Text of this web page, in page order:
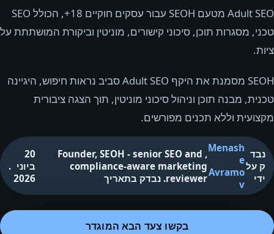
Adult SEO מטעם SEOH עבור עסקים חוקיים 18+, הכולל SEO
טכני, מסגרות תוכן, סיכוני קישורים, מוניטין וביקורת המושתתת על
ציות.
SEOH מסמנת את היקף Adult SEO סביב נראות חיפוש, היגיינה
טכנית, מבנה תוכן וניהול סיכוני מוניטין, תוך הצגה ציבורית
מקצועית וללא תכנים מפורשים.
נבד
ק על
ידי
Menash
e
Avramo
v
,
Founder, SEOH - senior SEO and
compliance-aware marketing
reviewer
.נבדק בתאריך
20
ביוני
2026
.
בקשו צעד הבא המוגדר